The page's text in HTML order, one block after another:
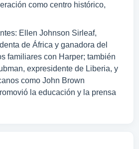
como centro histórico,
Ellen Johnson Sirleaf,
de África y ganadora del
familiares con Harper; también
expresidente de Liberia, y
como John Brown
la educación y la prensa